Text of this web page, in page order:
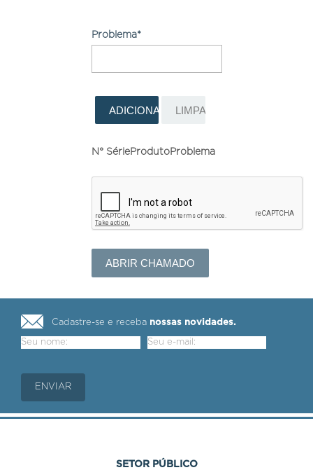
Problema*
N° SérieProdutoProblema
ABRIR CHAMADO
Cadastre-se e receba nossas novidades.
SETOR PÚBLICO